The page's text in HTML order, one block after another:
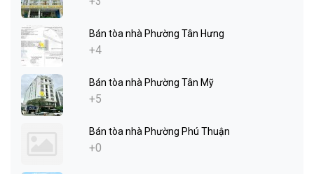
Bán tòa nhà Phường Tân Hưng
+4
Bán tòa nhà Phường Tân Mỹ
+5
Bán tòa nhà Phường Phú Thuận
+0